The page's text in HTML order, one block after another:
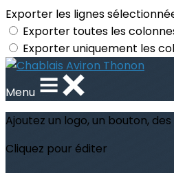
Exporter les lignes
Exporter toutes les
Exporter uniquement les
Menu
Ajoutez un logo, un bouton,
Cliquez pour éditer